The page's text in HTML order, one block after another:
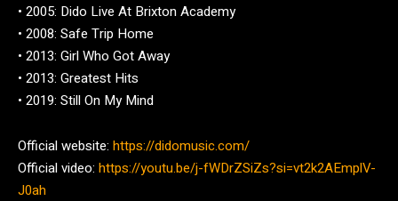
• 2005: Dido Live At Brixton Academy
• 2008: Safe Trip Home
• 2013: Girl Who Got Away
• 2013: Greatest Hits
• 2019: Still On My Mind
Official website: https://didomusic.com/
Official video: https://youtu.be/j-fWDrZSiZs?si=vt2k2AEmplV-
J0ah